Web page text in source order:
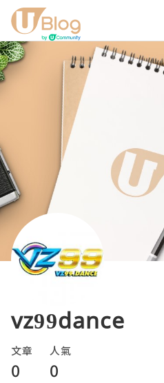
vz99dance
文章
0
人氣
0